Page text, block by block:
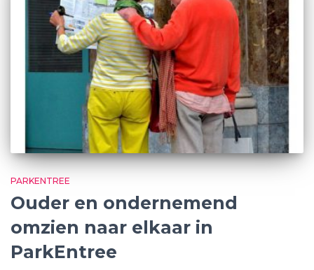
PARKENTREE
Ouder en ondernemend
omzien naar elkaar in
ParkEntree